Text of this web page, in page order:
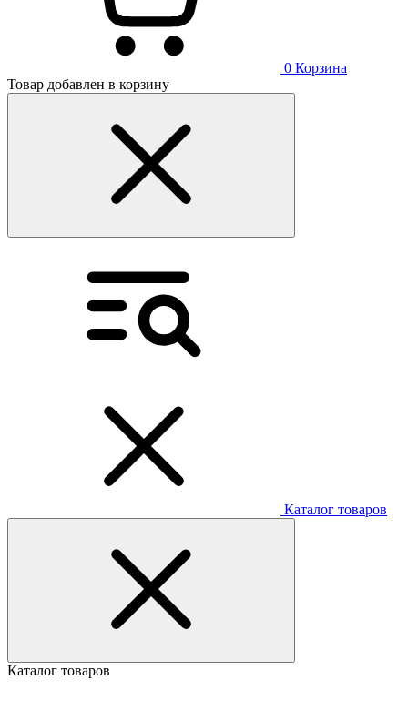
0 Корзина
Товар добавлен в корзину
Каталог товаров
Каталог товаров